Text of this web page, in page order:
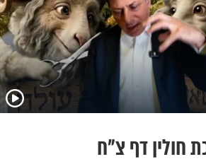
חולין דף צ"ח